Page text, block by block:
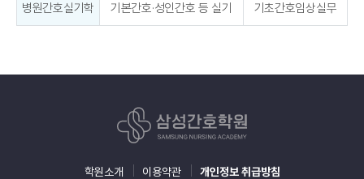
병원간호실기학 기본간호·성인간호 등 실기 기초간호임상실무
학원소개 이용약관 개인정보 취급방침